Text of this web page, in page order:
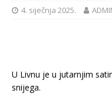
4. siječnja 2025.
U Livnu je u jutarnjim
snijega.